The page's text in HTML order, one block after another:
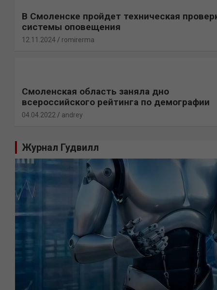
В Смоленске пройдет техническая
системы оповещения
12.11.2024 romirerma
Смоленская область заняла дно
всероссийского рейтинга по демографии
04.04.2022 andrey
Журнал Гудвилл